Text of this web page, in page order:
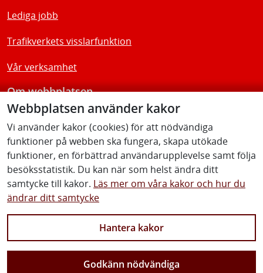
Webbplatsen använder kakor
Vi använder kakor (cookies) för att nödvändiga
funktioner på webben ska fungera, skapa utökade
funktioner, en förbättrad användarupplevelse samt följa
besöksstatistik. Du kan när som helst ändra ditt
samtycke till kakor. Läs mer om våra kakor och hur du
ändrar ditt samtycke
Hantera kakor
Godkänn nödvändiga
Lediga jobb
Trafikverkets visslarfunktion
Vår verksamhet
Om webbplatsen
Tillgänglighetsredogörelse
Följ oss
Facebook Youtube